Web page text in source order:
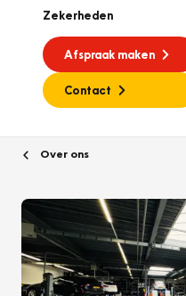
Zekerheden
Afspraak maken
Contact
Over ons